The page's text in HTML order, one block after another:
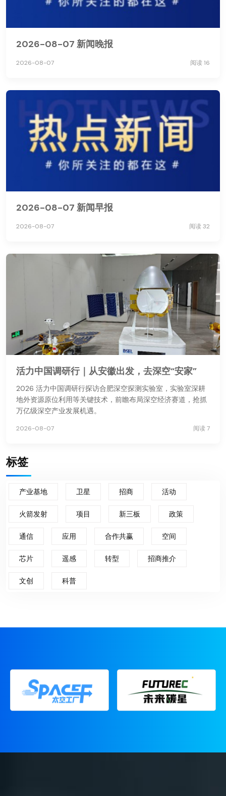
2026-08-07 新闻晚报
2026-08-07 阅读 16
2026-08-07 新闻早报
2026-08-07 阅读 32
活力中国调研行｜从安徽出发，去深空“安家”
2026 活力中国调研行探访合肥深空探测实验室，实验室深耕
地外资源原位利用等关键技术，前瞻布局深空经济赛道，抢抓
万亿级深空产业发展机遇。
2026-08-07 阅读 7
标签
产业基地 卫星 招商 活动
火箭发射 项目 新三板 政策
通信 应用 合作共赢 空间
芯片 遥感 转型 招商推介
文创 科普